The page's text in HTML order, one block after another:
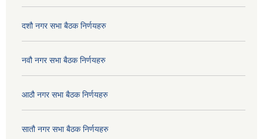
दशौ नगर सभा बैठक निर्णयहरु
नवौ नगर सभा बैठक निर्णयहरु
आठौ नगर सभा बैठक निर्णयहरु
सातौ नगर सभा बैठक निर्णयहरु